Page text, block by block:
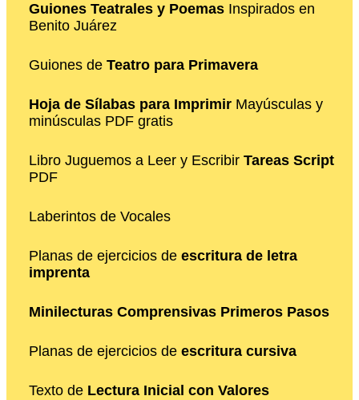
Guiones Teatrales y Poemas Inspirados en
Benito Juárez
Guiones de Teatro para Primavera
Hoja de Sílabas para Imprimir Mayúsculas y
minúsculas PDF gratis
Libro Juguemos a Leer y Escribir Tareas Script
PDF
Laberintos de Vocales
Planas de ejercicios de escritura de letra
imprenta
Minilecturas Comprensivas Primeros Pasos
Planas de ejercicios de escritura cursiva
Texto de Lectura Inicial con Valores